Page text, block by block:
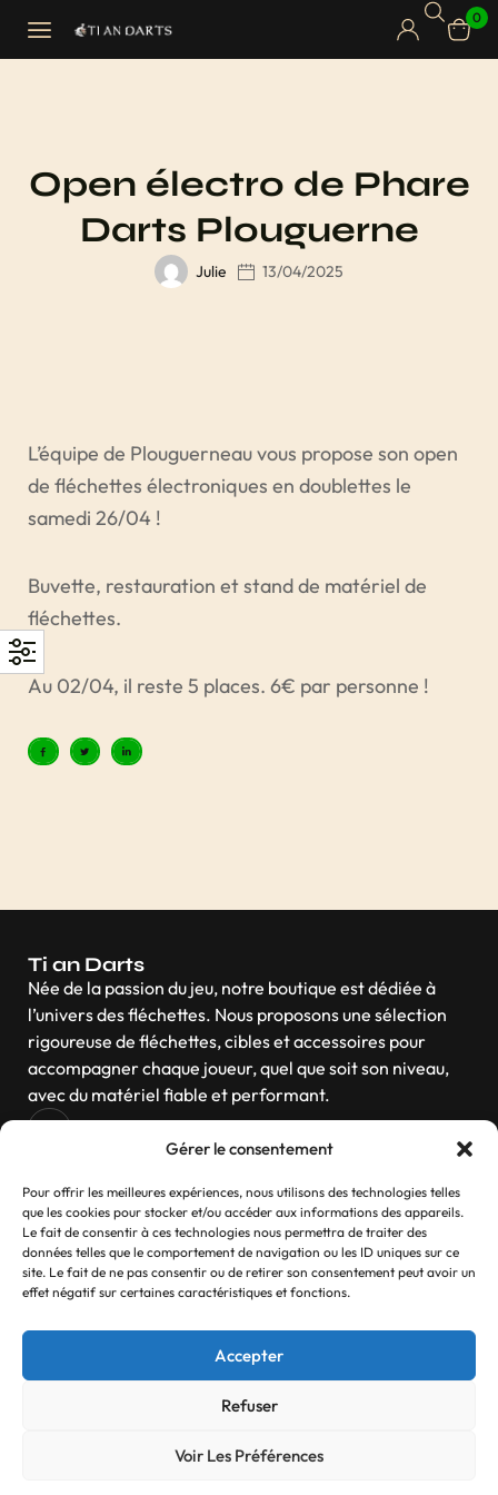
Gérer le consentement
Pour offrir les meilleures expériences, nous utilisons des technologies telles
que les cookies pour stocker et/ou accéder aux informations des appareils.
Le fait de consentir à ces technologies nous permettra de traiter des
données telles que le comportement de navigation ou les ID uniques sur ce
site. Le fait de ne pas consentir ou de retirer son consentement peut avoir un
effet négatif sur certaines caractéristiques et fonctions.
Accepter
Refuser
Voir Les Préférences
0
Open électro de Phare
Darts Plouguerne
Julie 13/04/2025
L’équipe de Plouguerneau vous propose son open
de fléchettes électroniques en doublettes le
samedi 26/04 !
Buvette, restauration et stand de matériel de
fléchettes.
Au 02/04, il reste 5 places. 6€ par personne !
Ti an Darts
Née de la passion du jeu, notre boutique est dédiée à
l’univers des fléchettes. Nous proposons une sélection
rigoureuse de fléchettes, cibles et accessoires pour
accompagner chaque joueur, quel que soit son niveau,
avec du matériel fiable et performant.
Navigation
Contactez-nous
Contact